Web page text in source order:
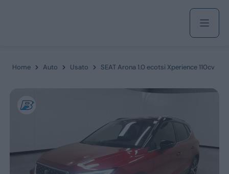
Acquista
Servizi
Home Auto Usato SEAT Arona 1.0 ecotsi Xperience 110cv